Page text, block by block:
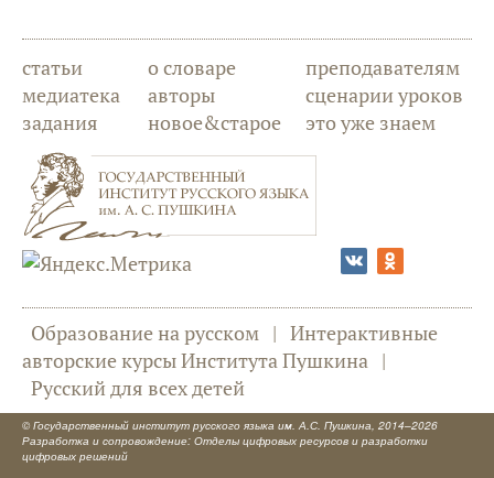
статьи
медиатека
задания
о словаре
авторы
новое&старое
преподавателям
сценарии уроков
это уже знаем
Образование на русском | Интерактивные
авторские курсы Института Пушкина |
Русский для всех детей
© Государственный институт русского языка им. А.С. Пушкина, 2014–2026
Разработка и сопровождение: Отделы цифровых ресурсов и разработки
цифровых решений